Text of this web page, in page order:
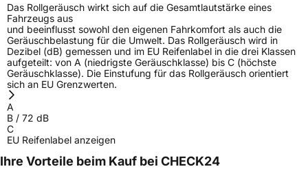
Das Rollgeräusch wirkt sich auf die Gesamtlautstärke eines
Fahrzeugs aus
und beeinflusst sowohl den eigenen Fahrkomfort als auch die
Geräuschbelastung für die Umwelt. Das Rollgeräusch wird in
Dezibel (dB) gemessen und im EU Reifenlabel in die drei Klassen
aufgeteilt: von A (niedrigste Geräuschklasse) bis C (höchste
Geräuschklasse). Die Einstufung für das Rollgeräusch orientiert
sich an EU Grenzwerten.
A
B / 72 dB
C
EU Reifenlabel anzeigen
Ihre Vorteile beim Kauf bei CHECK24